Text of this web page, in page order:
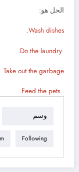
الحل هو:
Wash dishes.
Take out the garbage
. Feed the pets.
وسم
Following